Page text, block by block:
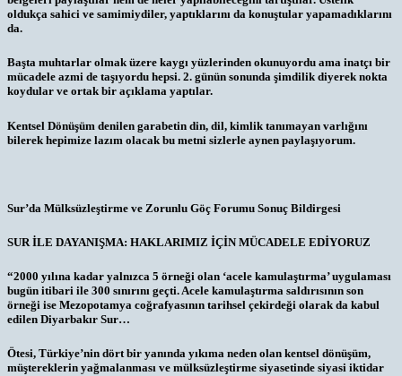
oldukça sahici ve samimiydiler, yaptıklarını da konuştular yapamadıklarını
da.
Başta muhtarlar olmak üzere kaygı yüzlerinden okunuyordu ama inatçı bir
mücadele azmi de taşıyordu hepsi. 2. günün sonunda şimdilik diyerek nokta
koydular ve ortak bir açıklama yaptılar.
Kentsel Dönüşüm denilen garabetin din, dil, kimlik tanımayan varlığını
bilerek hepimize lazım olacak bu metni sizlerle aynen paylaşıyorum.
Sur’da Mülksüzleştirme ve Zorunlu Göç Forumu Sonuç Bildirgesi
SUR İLE DAYANIŞMA: HAKLARIMIZ İÇİN MÜCADELE EDİYORUZ
“2000 yılına kadar yalnızca 5 örneği olan ‘acele kamulaştırma’ uygulaması
bugün itibari ile 300 sınırını geçti. Acele kamulaştırma saldırısının son
örneği ise Mezopotamya coğrafyasının tarihsel çekirdeği olarak da kabul
edilen Diyarbakır Sur…
Ötesi, Türkiye’nin dört bir yanında yıkıma neden olan kentsel dönüşüm,
müştereklerin yağmalanması ve mülksüzleştirme siyasetinde siyasi iktidar